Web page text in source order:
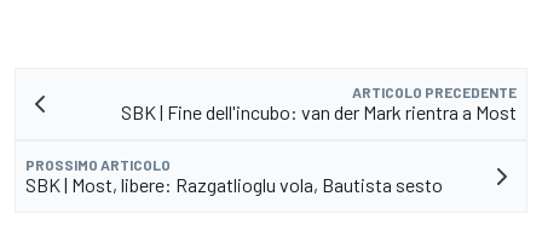
ARTICOLO PRECEDENTE
SBK | Fine dell'incubo: van der Mark rientra a Most
PROSSIMO ARTICOLO
SBK | Most, libere: Razgatlioglu vola, Bautista sesto